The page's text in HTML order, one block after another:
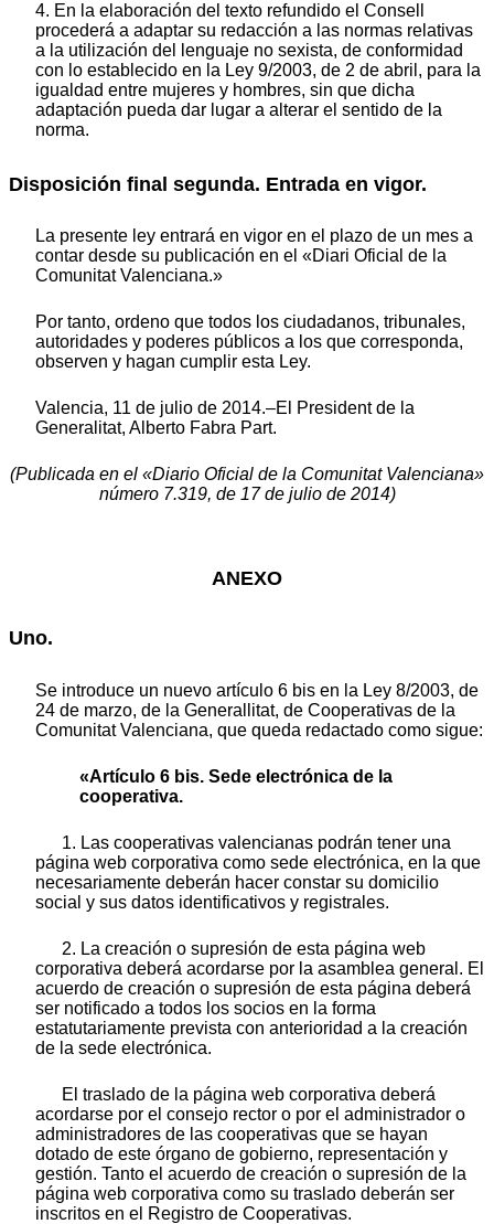
4. En la elaboración del texto refundido el Consell
procederá a adaptar su redacción a las normas relativas
a la utilización del lenguaje no sexista, de conformidad
con lo establecido en la Ley 9/2003, de 2 de abril, para la
igualdad entre mujeres y hombres, sin que dicha
adaptación pueda dar lugar a alterar el sentido de la
norma.
Disposición final segunda. Entrada en vigor.
La presente ley entrará en vigor en el plazo de un mes a
contar desde su publicación en el «Diari Oficial de la
Comunitat Valenciana.»
Por tanto, ordeno que todos los ciudadanos, tribunales,
autoridades y poderes públicos a los que corresponda,
observen y hagan cumplir esta Ley.
Valencia, 11 de julio de 2014.–El President de la
Generalitat, Alberto Fabra Part.
(Publicada en el «Diario Oficial de la Comunitat Valenciana»
número 7.319, de 17 de julio de 2014)
ANEXO
Uno.
Se introduce un nuevo artículo 6 bis en la Ley 8/2003, de
24 de marzo, de la Generallitat, de Cooperativas de la
Comunitat Valenciana, que queda redactado como sigue:
«Artículo 6 bis. Sede electrónica de la
cooperativa.
1. Las cooperativas valencianas podrán tener una
página web corporativa como sede electrónica, en la que
necesariamente deberán hacer constar su domicilio
social y sus datos identificativos y registrales.
2. La creación o supresión de esta página web
corporativa deberá acordarse por la asamblea general. El
acuerdo de creación o supresión de esta página deberá
ser notificado a todos los socios en la forma
estatutariamente prevista con anterioridad a la creación
de la sede electrónica.
El traslado de la página web corporativa deberá
acordarse por el consejo rector o por el administrador o
administradores de las cooperativas que se hayan
dotado de este órgano de gobierno, representación y
gestión. Tanto el acuerdo de creación o supresión de la
página web corporativa como su traslado deberán ser
inscritos en el Registro de Cooperativas.